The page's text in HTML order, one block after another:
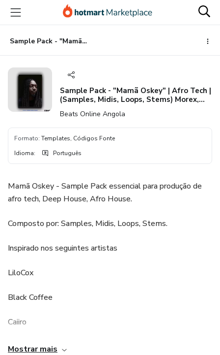
para
conteúdo
principal
para
pagamento
para
rodapé
Sample Pack - "Mamã Oskey" | Afro Tech | (Samples, Midis, Loops, Stems) Morex, LiloCox, Mandas +
Sample Pack - "Mamã Oskey" | Afro Tech |
(Samples, Midis, Loops, Stems) Morex,
Beats Online Angola
Formato: Templates, Códigos Fonte
Idioma: Português
Mamã Oskey - Sample Pack essencial para produção de
afro tech, Deep House, Afro House.
Composto por: Samples, Midis, Loops, Stems.
Inspirado nos seguintes artistas
LiloCox
Black Coffee
Caiiro
Danni Gato
Mostrar mais